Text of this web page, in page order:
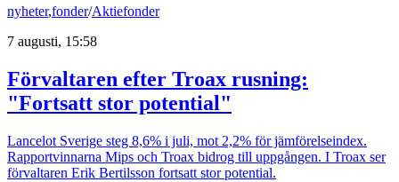
nyheter,fonder/Aktiefonder
7 augusti, 15:58
Förvaltaren efter Troax rusning:
"Fortsatt stor potential"
Lancelot Sverige steg 8,6% i juli, mot 2,2% för jämförelseindex.
Rapportvinnarna Mips och Troax bidrog till uppgången. I Troax ser
förvaltaren Erik Bertilsson fortsatt stor potential.